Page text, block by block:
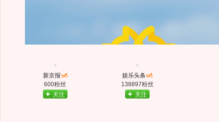
新京报
600粉丝
关注
娱乐头条
138897粉丝
关注